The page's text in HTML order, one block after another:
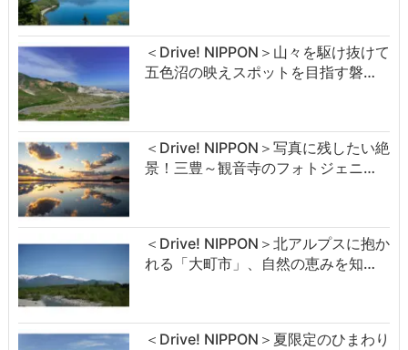
＜Drive! NIPPON＞山々を駆け抜けて
五色沼の映えスポットを目指す磐…
＜Drive! NIPPON＞写真に残したい絶
景！三豊～観音寺のフォトジェニ…
＜Drive! NIPPON＞北アルプスに抱か
れる「大町市」、自然の恵みを知…
＜Drive! NIPPON＞夏限定のひまわり